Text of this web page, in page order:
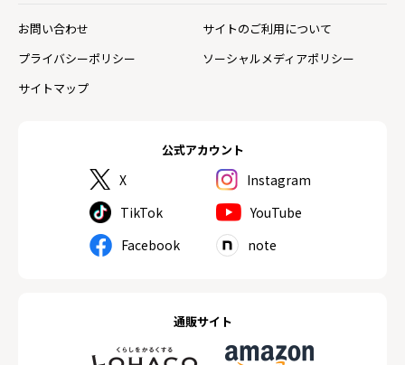
公式アカウント
X
Instagram
TikTok
YouTube
Facebook
note
通販サイト
お問い合わせ
サイトのご利用について
プライバシーポリシー
ソーシャルメディアポリシー
サイトマップ